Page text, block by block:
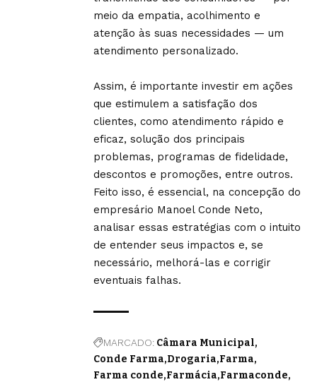
meio da empatia, acolhimento e
atenção às suas necessidades — um
atendimento personalizado.
Assim, é importante investir em ações
que estimulem a satisfação dos
clientes, como atendimento rápido e
eficaz, solução dos principais
problemas, programas de fidelidade,
descontos e promoções, entre outros.
Feito isso, é essencial, na concepção do
empresário Manoel Conde Neto,
analisar essas estratégias com o intuito
de entender seus impactos e, se
necessário, melhorá-las e corrigir
eventuais falhas.
MARCADO: Câmara Municipal
Conde Farma Drogaria Farma
Farma conde Farmácia Farmaconde